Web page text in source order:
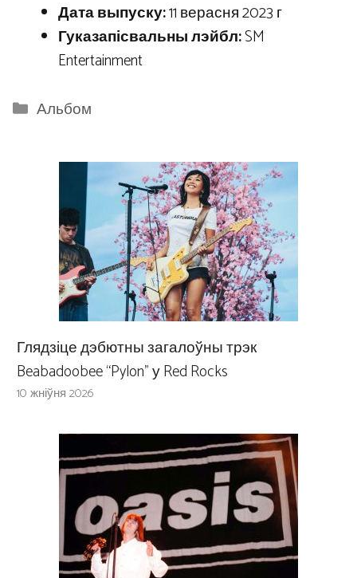
Дата выпуску:11 верасня 2023 г
Гуказапісвальны лэйбл:SM
Entertainment
Categories
Альбом
Глядзіце дэбютны загалоўны трэк
Beabadoobee “Pylon” у Red Rocks
10 жніўня 2026